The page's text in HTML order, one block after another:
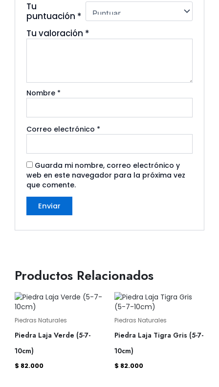
Tu
puntuación *
Tu valoración *
Nombre *
Correo electrónico *
Guarda mi nombre, correo electrónico y
web en este navegador para la próxima vez
que comente.
Productos Relacionados
Piedras Naturales
Piedra Laja Verde (5-7-
10cm)
$ 82.000
Piedras Naturales
Piedra Laja Tigra Gris (5-7-
10cm)
$ 82.000